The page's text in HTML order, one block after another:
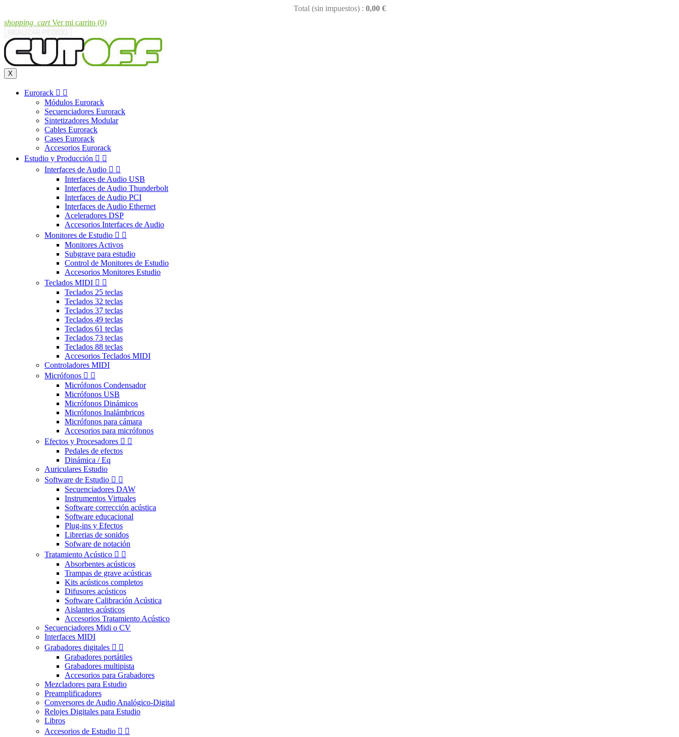
Total (sin impuestos) : 0,00 €
shopping_cart Ver mi carrito (0)
X
Eurorack  
Módulos Eurorack
Secuenciadores Eurorack
Sintetizadores Modular
Cables Eurorack
Cases Eurorack
Accesorios Eurorack
Estudio y Producción  
Interfaces de Audio  
Interfaces de Audio USB
Interfaces de Audio Thunderbolt
Interfaces de Audio PCI
Interfaces de Audio Ethernet
Aceleradores DSP
Accesorios Interfaces de Audio
Monitores de Estudio  
Monitores Activos
Subgrave para estudio
Control de Monitores de Estudio
Accesorios Monitores Estudio
Teclados MIDI  
Teclados 25 teclas
Teclados 32 teclas
Teclados 37 teclas
Teclados 49 teclas
Teclados 61 teclas
Teclados 73 teclas
Teclados 88 teclas
Accesorios Teclados MIDI
Controladores MIDI
Micrófonos  
Micrófonos Condensador
Micrófonos USB
Micrófonos Dinámicos
Micrófonos Inalámbricos
Micrófonos para cámara
Accesorios para micrófonos
Efectos y Procesadores  
Pedales de efectos
Dinámica / Eq
Auriculares Estudio
Software de Estudio  
Secuenciadores DAW
Instrumentos Virtuales
Software corrección acústica
Software educacional
Plug-ins y Efectos
Librerias de sonidos
Sofware de notación
Tratamiento Acústico  
Absorbentes acústicos
Trampas de grave acústicas
Kits acústicos completos
Difusores acústicos
Software Calibración Acústica
Aislantes acústicos
Accesorios Tratamiento Acústico
Secuenciadores Midi o CV
Interfaces MIDI
Grabadores digitales  
Grabadores portátiles
Grabadores multipista
Accesorios para Grabadores
Mezcladores para Estudio
Preamplificadores
Conversores de Audio Analógico-Digital
Relojes Digitales para Estudio
Libros
Accesorios de Estudio  